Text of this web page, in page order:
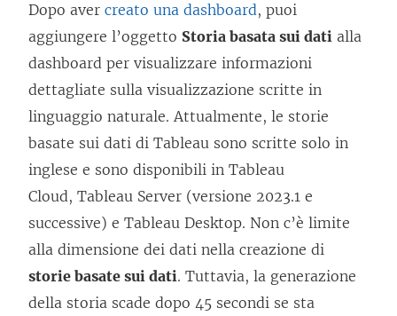
c
o
l
l
e
g
a
m
e
n
t
Dopo aver creato una dashboard, puoi
aggiungere l’oggetto Storia basata sui dati alla
dashboard per visualizzare informazioni
dettagliate sulla visualizzazione scritte in
linguaggio naturale. Attualmente, le storie
basate sui dati di Tableau sono scritte solo in
inglese e sono disponibili in Tableau
Cloud, Tableau Server (versione 2023.1 e
successive) e Tableau Desktop. Non c’è limite
alla dimensione dei dati nella creazione di
storie basate sui dati. Tuttavia, la generazione
della storia scade dopo 45 secondi se sta